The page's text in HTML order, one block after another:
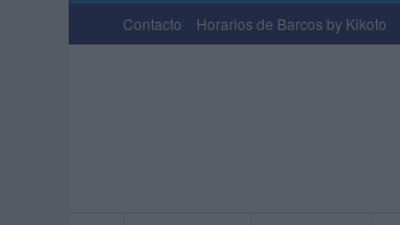
Contacto Horarios de Barcos by Kikoto